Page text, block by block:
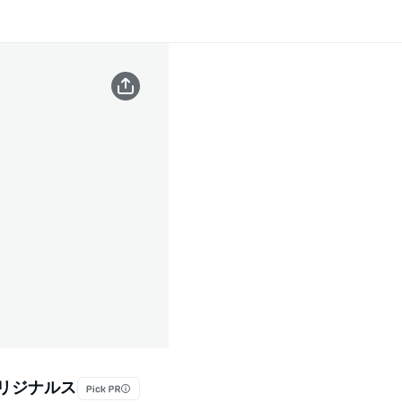
ジナルス